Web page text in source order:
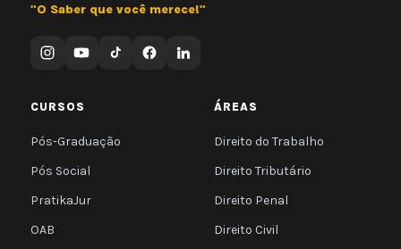
"O Saber que você merece!"
CURSOS
Pós-Graduação
Pós Social
PratikaJur
OAB
ÁREAS
Direito do Trabalho
Direito Tributário
Direito Penal
Direito Civil